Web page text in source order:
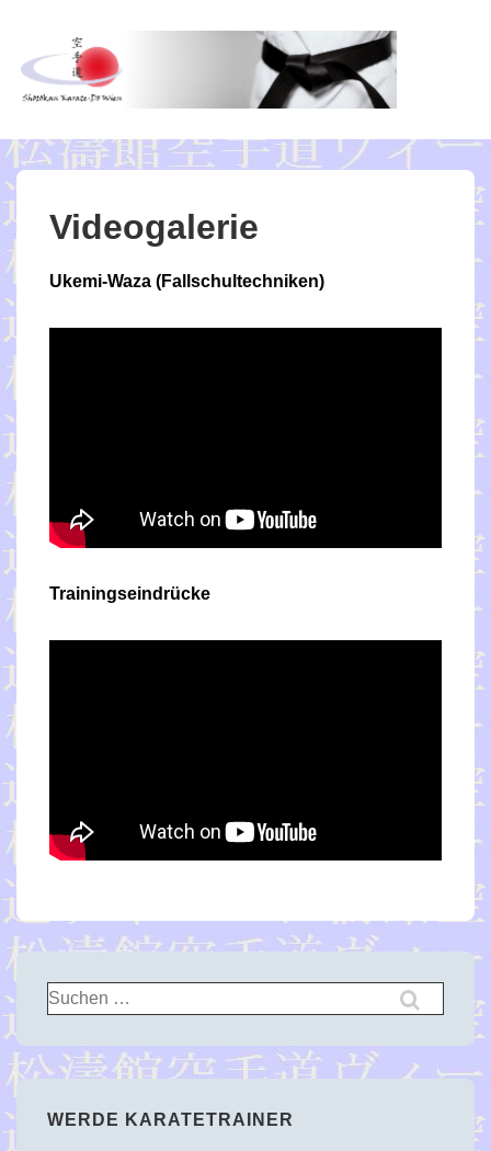
Inhalt
Videogalerie
Ukemi-Waza (Fallschultechniken)
Trainingseindrücke
Suchen
nach:
WERDE KARATETRAINER